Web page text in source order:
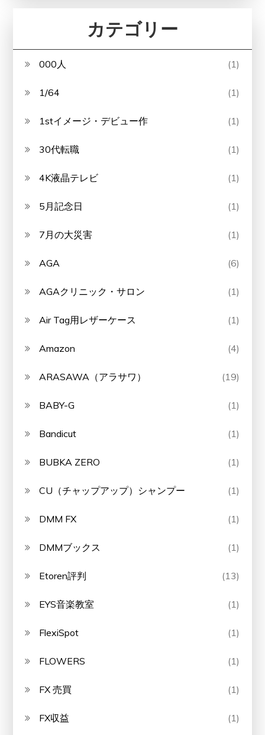
カテゴリー
000人 (1)
1/64 (1)
1stイメージ・デビュー作 (1)
30代転職 (1)
4K液晶テレビ (1)
5月記念日 (1)
7月の大災害 (1)
AGA (6)
AGAクリニック・サロン (1)
Air Tag用レザーケース (1)
Amazon (4)
ARASAWA（アラサワ） (19)
BABY-G (1)
Bandicut (1)
BUBKA ZERO (1)
CU（チャップアップ）シャンプー (1)
DMM FX (1)
DMMブックス (1)
Etoren評判 (13)
EYS音楽教室 (1)
FlexiSpot (1)
FLOWERS (1)
FX 売買 (1)
FX収益 (1)